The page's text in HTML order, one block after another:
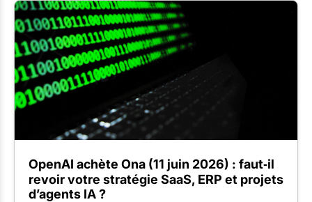
OpenAI achète Ona (11 juin 2026) : faut‑il
revoir votre stratégie SaaS, ERP et projets
d’agents IA ?